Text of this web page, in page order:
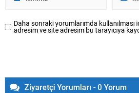
Daha sonraki yorumlarımda kullanılması
adresim ve site adresim bu tarayıcıya
Ziyaretçi Yorumları - 0 Yorum